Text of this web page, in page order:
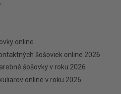
online
šošoviek online 2026
šošovky v roku 2026
online v roku 2026